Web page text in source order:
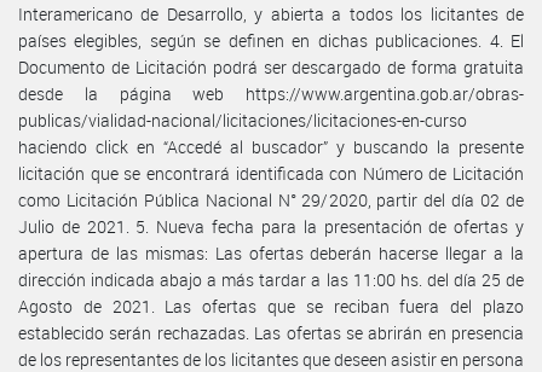
Interamericano de Desarrollo, y abierta a todos los licitantes de
países elegibles, según se definen en dichas publicaciones. 4. El
Documento de Licitación podrá ser descargado de forma gratuita
desde la página web https://www.argentina.gob.ar/obras-
publicas/vialidad-nacional/licitaciones/licitaciones-en-curso
haciendo click en “Accedé al buscador” y buscando la presente
licitación que se encontrará identificada con Número de Licitación
como Licitación Pública Nacional N° 29/2020, partir del día 02 de
Julio de 2021. 5. Nueva fecha para la presentación de ofertas y
apertura de las mismas: Las ofertas deberán hacerse llegar a la
dirección indicada abajo a más tardar a las 11:00 hs. del día 25 de
Agosto de 2021. Las ofertas que se reciban fuera del plazo
establecido serán rechazadas. Las ofertas se abrirán en presencia
de los representantes de los licitantes que deseen asistir en persona